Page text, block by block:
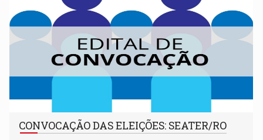
CONVOCAÇÃO DAS ELEIÇÕES: SEATER/RO